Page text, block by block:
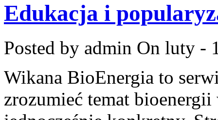
Edukacja i
Posted by admin On luty -
Wikana BioEnergia to
zrozumieć temat